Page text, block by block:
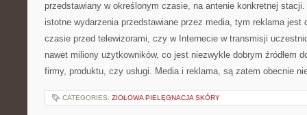
przedstawiany w określonym czasie, na antenie konkretnej
istotne wydarzenia przedstawiane przez media, tym reklama jest
czasie przed telewizorami, czy w Internecie w transmisji
nawet miliony użytkowników, co jest niezwykle dobrym źródłem
firmy, produktu, czy usługi. Media i reklama, są zatem obecnie
CATEGORIES: ZIOŁOWA PIELĘGNACJA SKÓRY